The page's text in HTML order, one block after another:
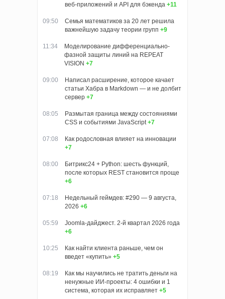
веб-приложений и API для бэкенда +11
09:50
Семья математиков за 20 лет решила
важнейшую задачу теории групп +9
11:34
Моделирование дифференциально-
фазной защиты линий на REPEAT
VISION +7
09:00
Написал расширение, которое качает
статьи Хабра в Markdown — и не долбит
сервер +7
08:05
Размытая граница между состояниями
CSS и событиями JavaScript +7
07:08
Как родословная влияет на инновации
+7
08:00
Битрикс24 + Python: шесть функций,
после которых REST становится проще
+6
07:18
Недельный геймдев: #290 — 9 августа,
2026 +6
05:59
Joomla-дайджест. 2-й квартал 2026 года
+6
10:25
Как найти клиента раньше, чем он
введет «купить» +5
08:19
Как мы научились не тратить деньги на
ненужные ИИ-проекты: 4 ошибки и 1
система, которая их исправляет +5